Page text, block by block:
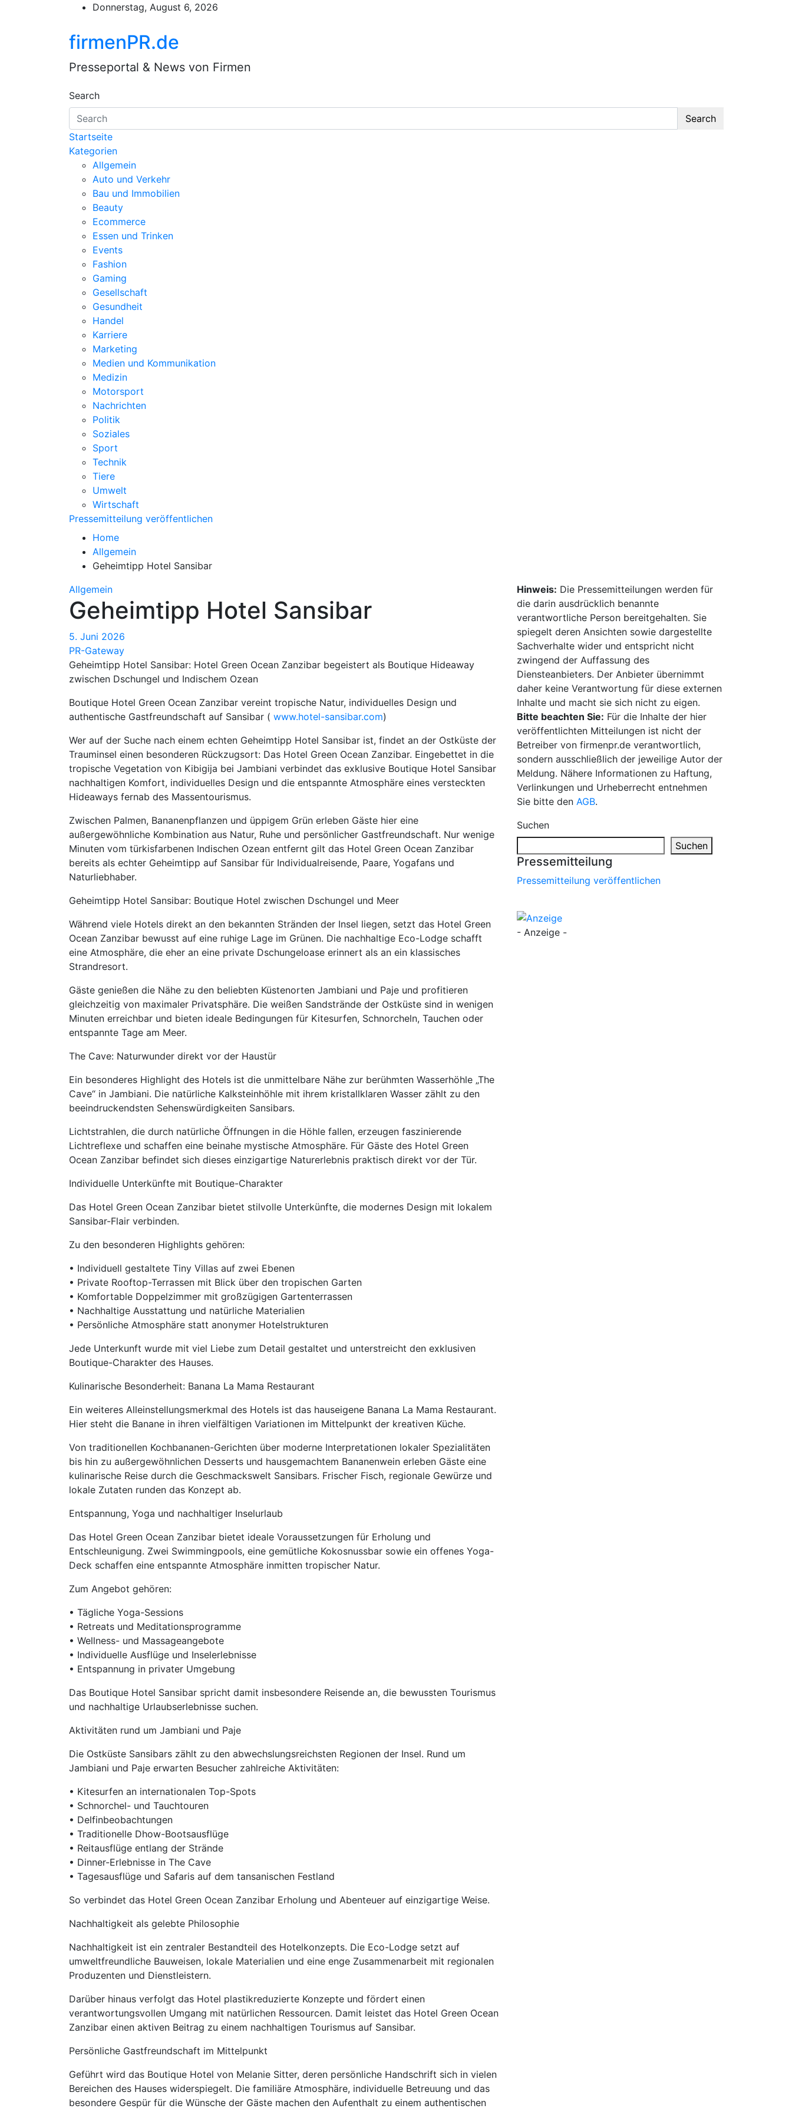
Donnerstag, August 6, 2026
firmenPR.de
Presseportal & News von Firmen
Search
Search
Startseite
Kategorien
Allgemein
Auto und Verkehr
Bau und Immobilien
Beauty
Ecommerce
Essen und Trinken
Events
Fashion
Gaming
Gesellschaft
Gesundheit
Handel
Karriere
Marketing
Medien und Kommunikation
Medizin
Motorsport
Nachrichten
Politik
Soziales
Sport
Technik
Tiere
Umwelt
Wirtschaft
Pressemitteilung veröffentlichen
Home
Allgemein
Geheimtipp Hotel Sansibar
Allgemein
Geheimtipp Hotel Sansibar
5. Juni 2026
PR-Gateway
Geheimtipp Hotel Sansibar: Hotel Green Ocean Zanzibar begeistert als Boutique Hideaway
zwischen Dschungel und Indischem Ozean
Boutique Hotel Green Ocean Zanzibar vereint tropische Natur, individuelles Design und
authentische Gastfreundschaft auf Sansibar ( www.hotel-sansibar.com)
Wer auf der Suche nach einem echten Geheimtipp Hotel Sansibar ist, findet an der Ostküste der
Trauminsel einen besonderen Rückzugsort: Das Hotel Green Ocean Zanzibar. Eingebettet in die
tropische Vegetation von Kibigija bei Jambiani verbindet das exklusive Boutique Hotel Sansibar
nachhaltigen Komfort, individuelles Design und die entspannte Atmosphäre eines versteckten
Hideaways fernab des Massentourismus.
Zwischen Palmen, Bananenpflanzen und üppigem Grün erleben Gäste hier eine
außergewöhnliche Kombination aus Natur, Ruhe und persönlicher Gastfreundschaft. Nur wenige
Minuten vom türkisfarbenen Indischen Ozean entfernt gilt das Hotel Green Ocean Zanzibar
bereits als echter Geheimtipp auf Sansibar für Individualreisende, Paare, Yogafans und
Naturliebhaber.
Geheimtipp Hotel Sansibar: Boutique Hotel zwischen Dschungel und Meer
Während viele Hotels direkt an den bekannten Stränden der Insel liegen, setzt das Hotel Green
Ocean Zanzibar bewusst auf eine ruhige Lage im Grünen. Die nachhaltige Eco-Lodge schafft
eine Atmosphäre, die eher an eine private Dschungeloase erinnert als an ein klassisches
Strandresort.
Gäste genießen die Nähe zu den beliebten Küstenorten Jambiani und Paje und profitieren
gleichzeitig von maximaler Privatsphäre. Die weißen Sandstrände der Ostküste sind in wenigen
Minuten erreichbar und bieten ideale Bedingungen für Kitesurfen, Schnorcheln, Tauchen oder
entspannte Tage am Meer.
The Cave: Naturwunder direkt vor der Haustür
Ein besonderes Highlight des Hotels ist die unmittelbare Nähe zur berühmten Wasserhöhle „The
Cave“ in Jambiani. Die natürliche Kalksteinhöhle mit ihrem kristallklaren Wasser zählt zu den
beeindruckendsten Sehenswürdigkeiten Sansibars.
Lichtstrahlen, die durch natürliche Öffnungen in die Höhle fallen, erzeugen faszinierende
Lichtreflexe und schaffen eine beinahe mystische Atmosphäre. Für Gäste des Hotel Green
Ocean Zanzibar befindet sich dieses einzigartige Naturerlebnis praktisch direkt vor der Tür.
Individuelle Unterkünfte mit Boutique-Charakter
Das Hotel Green Ocean Zanzibar bietet stilvolle Unterkünfte, die modernes Design mit lokalem
Sansibar-Flair verbinden.
Zu den besonderen Highlights gehören:
• Individuell gestaltete Tiny Villas auf zwei Ebenen
• Private Rooftop-Terrassen mit Blick über den tropischen Garten
• Komfortable Doppelzimmer mit großzügigen Gartenterrassen
• Nachhaltige Ausstattung und natürliche Materialien
• Persönliche Atmosphäre statt anonymer Hotelstrukturen
Jede Unterkunft wurde mit viel Liebe zum Detail gestaltet und unterstreicht den exklusiven
Boutique-Charakter des Hauses.
Kulinarische Besonderheit: Banana La Mama Restaurant
Ein weiteres Alleinstellungsmerkmal des Hotels ist das hauseigene Banana La Mama Restaurant.
Hier steht die Banane in ihren vielfältigen Variationen im Mittelpunkt der kreativen Küche.
Von traditionellen Kochbananen-Gerichten über moderne Interpretationen lokaler Spezialitäten
bis hin zu außergewöhnlichen Desserts und hausgemachtem Bananenwein erleben Gäste eine
kulinarische Reise durch die Geschmackswelt Sansibars. Frischer Fisch, regionale Gewürze und
lokale Zutaten runden das Konzept ab.
Entspannung, Yoga und nachhaltiger Inselurlaub
Das Hotel Green Ocean Zanzibar bietet ideale Voraussetzungen für Erholung und
Entschleunigung. Zwei Swimmingpools, eine gemütliche Kokosnussbar sowie ein offenes Yoga-
Deck schaffen eine entspannte Atmosphäre inmitten tropischer Natur.
Zum Angebot gehören:
• Tägliche Yoga-Sessions
• Retreats und Meditationsprogramme
• Wellness- und Massageangebote
• Individuelle Ausflüge und Inselerlebnisse
• Entspannung in privater Umgebung
Das Boutique Hotel Sansibar spricht damit insbesondere Reisende an, die bewussten Tourismus
und nachhaltige Urlaubserlebnisse suchen.
Aktivitäten rund um Jambiani und Paje
Die Ostküste Sansibars zählt zu den abwechslungsreichsten Regionen der Insel. Rund um
Jambiani und Paje erwarten Besucher zahlreiche Aktivitäten:
• Kitesurfen an internationalen Top-Spots
• Schnorchel- und Tauchtouren
• Delfinbeobachtungen
• Traditionelle Dhow-Bootsausflüge
• Reitausflüge entlang der Strände
• Dinner-Erlebnisse in The Cave
• Tagesausflüge und Safaris auf dem tansanischen Festland
So verbindet das Hotel Green Ocean Zanzibar Erholung und Abenteuer auf einzigartige Weise.
Nachhaltigkeit als gelebte Philosophie
Nachhaltigkeit ist ein zentraler Bestandteil des Hotelkonzepts. Die Eco-Lodge setzt auf
umweltfreundliche Bauweisen, lokale Materialien und eine enge Zusammenarbeit mit regionalen
Produzenten und Dienstleistern.
Darüber hinaus verfolgt das Hotel plastikreduzierte Konzepte und fördert einen
verantwortungsvollen Umgang mit natürlichen Ressourcen. Damit leistet das Hotel Green Ocean
Zanzibar einen aktiven Beitrag zu einem nachhaltigen Tourismus auf Sansibar.
Persönliche Gastfreundschaft im Mittelpunkt
Geführt wird das Boutique Hotel von Melanie Sitter, deren persönliche Handschrift sich in vielen
Bereichen des Hauses widerspiegelt. Die familiäre Atmosphäre, individuelle Betreuung und das
besondere Gespür für die Wünsche der Gäste machen den Aufenthalt zu einem authentischen
Hinweis: Die Pressemitteilungen werden für
die darin ausdrücklich benannte
verantwortliche Person bereitgehalten. Sie
spiegelt deren Ansichten sowie dargestellte
Sachverhalte wider und entspricht nicht
zwingend der Auffassung des
Diensteanbieters. Der Anbieter übernimmt
daher keine Verantwortung für diese externen
Inhalte und macht sie sich nicht zu eigen.
Bitte beachten Sie: Für die Inhalte der hier
veröffentlichten Mitteilungen ist nicht der
Betreiber von firmenpr.de verantwortlich,
sondern ausschließlich der jeweilige Autor der
Meldung. Nähere Informationen zu Haftung,
Verlinkungen und Urheberrecht entnehmen
Sie bitte den AGB.
Suchen
Suchen
Pressemitteilung
Pressemitteilung veröffentlichen
- Anzeige -